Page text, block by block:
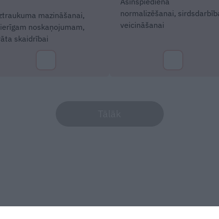
mazināšanai,
noskaņojumam,
skaidrībai
normalizēšanai,
veicināšanai